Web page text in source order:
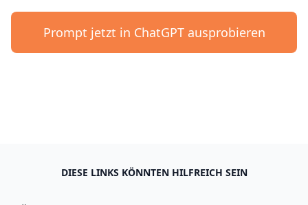
Prompt jetzt in ChatGPT ausprobieren
DIESE LINKS KÖNNTEN HILFREICH SEIN